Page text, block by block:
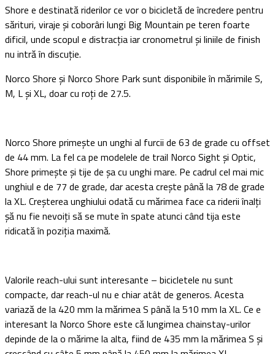
Shore e destinată riderilor ce vor o bicicletă de încredere pentru
sărituri, viraje și coborâri lungi Big Mountain pe teren foarte
dificil, unde scopul e distracția iar cronometrul și liniile de finish
nu intră în discuție.
Norco Shore și Norco Shore Park sunt disponibile în mărimile S,
M, L și XL, doar cu roți de 27.5.
Norco Shore primește un unghi al furcii de 63 de grade cu offset
de 44 mm. La fel ca pe modelele de trail Norco Sight și Optic,
Shore primește și tije de șa cu unghi mare. Pe cadrul cel mai mic
unghiul e de 77 de grade, dar acesta crește până la 78 de grade
la XL. Creșterea unghiului odată cu mărimea face ca riderii înalți
șă nu fie nevoiți să se mute în spate atunci când tija este
ridicată în poziția maximă.
Valorile reach-ului sunt interesante – bicicletele nu sunt
compacte, dar reach-ul nu e chiar atât de generos. Acesta
variază de la 420 mm la mărimea S până la 510 mm la XL. Ce e
interesant la Norco Shore este că lungimea chainstay-urilor
depinde de la o mărime la alta, fiind de 435 mm la mărimea S și